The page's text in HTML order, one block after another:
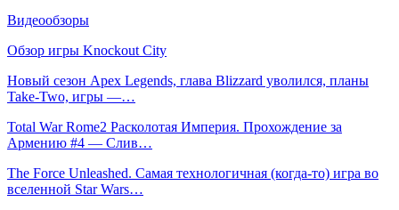
Видеообзоры
Обзор игры Knockout City
Новый сезон Apex Legends, глава Blizzard уволился, планы
Take-Two, игры —…
Total War Rome2 Расколотая Империя. Прохождение за
Армению #4 — Слив…
The Force Unleashed. Самая технологичная (когда-то) игра во
вселенной Star Wars…